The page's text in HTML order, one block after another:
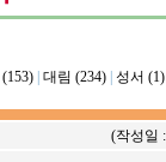
| 대림 (234)| 성서 (1)
(작성일